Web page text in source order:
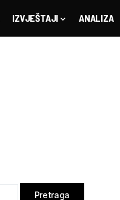
IZVJEŠTAJI ANALIZA